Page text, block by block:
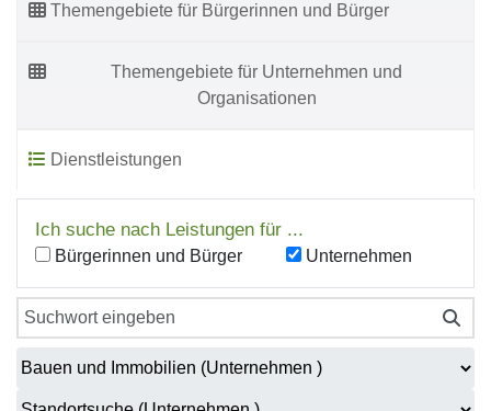
Themengebiete für Bürgerinnen und Bürger
Themengebiete für Unternehmen und
Organisationen
Dienstleistungen
Ich suche nach Leistungen für ...
Bürgerinnen und Bürger Unternehmen